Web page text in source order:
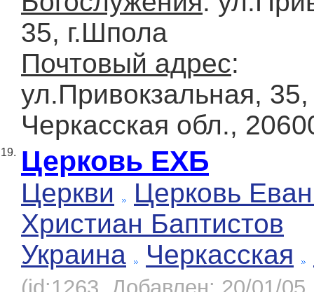
35, г.Шпола
Почтовый адрес:
ул.Привокзальная,
Черкасская обл.,
19. Церковь ЕХБ
Церкви
Церковь
Христиан Баптистов
Украина
Черкасская